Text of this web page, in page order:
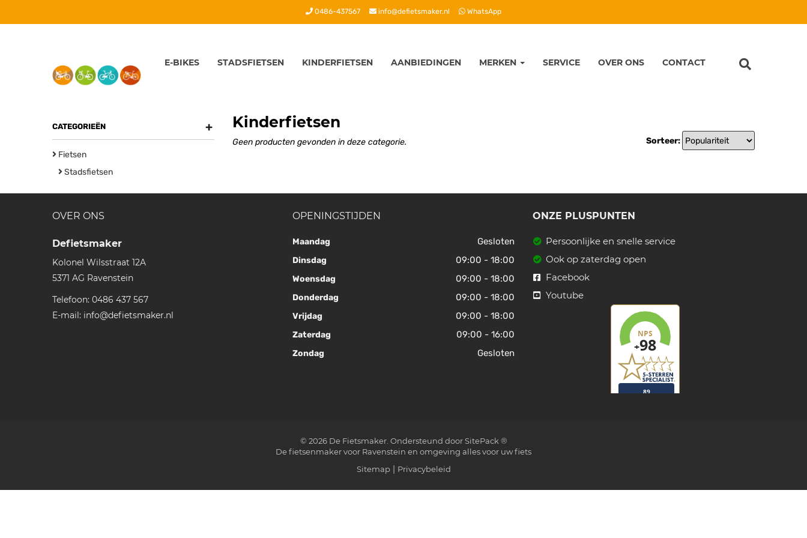
0486-437567 info@defietsmaker.nl WhatsApp
E-BIKES STADSFIETSEN KINDERFIETSEN AANBIEDINGEN MERKEN SERVICE OVER ONS CONTACT
CATEGORIEËN +
Fietsen
Stadsfietsen
Kinderfietsen
Geen producten gevonden in deze categorie. Sorteer:
OVER ONS
Defietsmaker
Kolonel Wilsstraat 12A
5371 AG Ravenstein
Telefoon: 0486 437 567
E-mail: info@defietsmaker.nl
OPENINGSTIJDEN
Maandag Gesloten
Dinsdag 09:00 - 18:00
Woensdag 09:00 - 18:00
Donderdag 09:00 - 18:00
Vrijdag 09:00 - 18:00
Zaterdag 09:00 - 16:00
Zondag Gesloten
ONZE PLUSPUNTEN
Persoonlijke en snelle service
Ook op zaterdag open
Facebook
Youtube
© 2026 De Fietsmaker. Ondersteund doorSitePack ®
De fietsenmaker voor Ravenstein en omgeving alles voor uw fiets
Sitemap
Privacybeleid